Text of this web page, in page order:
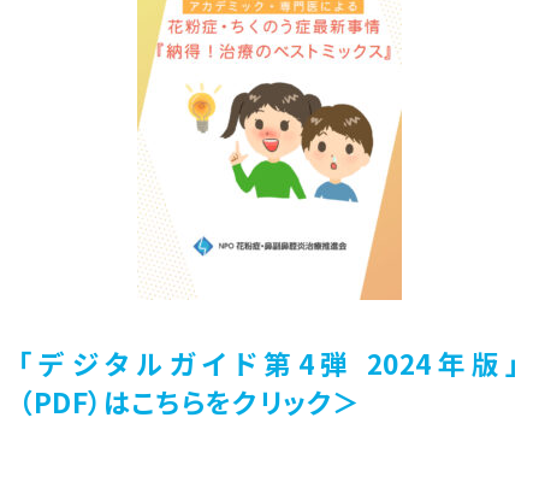
「デジタルガイド第4弾 2024年版」
（PDF） はこちらをクリック＞